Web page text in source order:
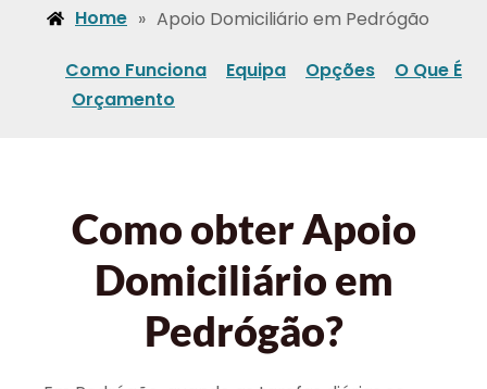
Home » Apoio Domiciliário em Pedrógão
Como Funciona Equipa Opções
O Que É
Orçamento
Como obter Apoio
Domiciliário em
Pedrógão?